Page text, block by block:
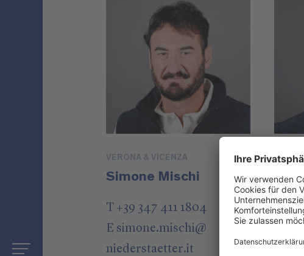
VERONA & VICENZA
Simone Mischi
T +39 347 411 1804
E simone.mischi@
niederstaetter.it
T
E